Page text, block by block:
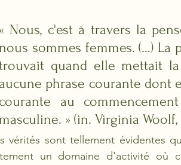
« Nous, c'est à travers la
nous sommes femmes. (…) La
quand elle mettait
aucune phrase courante dont
courante au
masculine. » (in. Virginia
vérités sont tellement évidentes
un domaine d'activité où